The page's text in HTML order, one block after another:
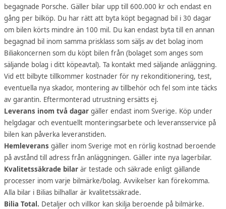
begagnade Porsche. Gäller bilar upp till 600.000 kr och endast en
gång per bilköp. Du har rätt att byta köpt begagnad bil i 30 dagar
om bilen körts mindre än 100 mil. Du kan endast byta till en annan
begagnad bil inom samma prisklass som säljs av det bolag inom
Biliakoncernen som du köpt bilen från (bolaget som anges som
säljande bolag i ditt köpeavtal). Ta kontakt med säljande anläggning.
Vid ett bilbyte tillkommer kostnader för ny rekonditionering, test,
eventuella nya skador, montering av tillbehör och fel som inte täcks
av garantin. Eftermonterad utrustning ersätts ej.
Leverans inom två dagar gäller endast inom Sverige. Köp under
helgdagar och eventuellt monteringsarbete och leveransservice på
bilen kan påverka leveranstiden.
Hemleverans gäller inom Sverige mot en rörlig kostnad beroende
på avstånd till adress från anläggningen. Gäller inte nya lagerbilar.
Kvalitetssäkrade bilar är testade och säkrade enligt gällande
processer inom varje bilmärke/bolag. Avvikelser kan förekomma.
Alla bilar i Bilias bilhallar är kvalitetssäkrade.
Bilia Total. Detaljer och villkor kan skilja beroende på bilmärke.